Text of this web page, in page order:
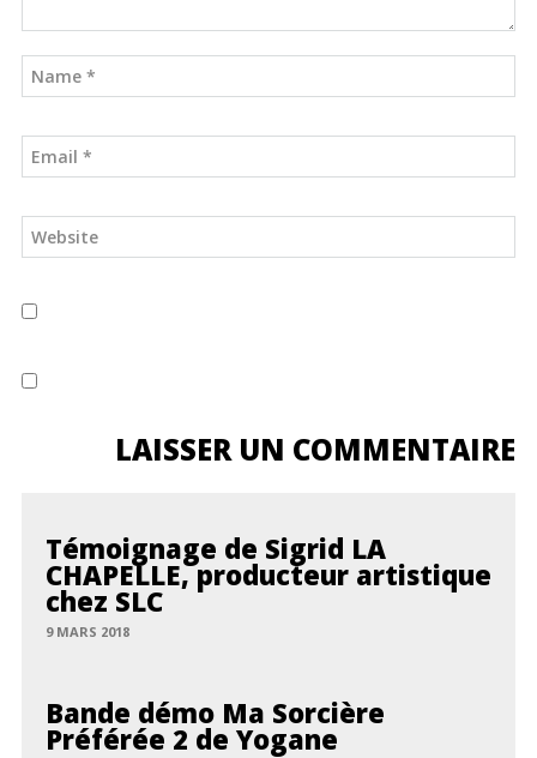
Témoignage de Sigrid LA
CHAPELLE, producteur artistique
chez SLC
9 MARS 2018
Bande démo Ma Sorcière
Préférée 2 de Yogane